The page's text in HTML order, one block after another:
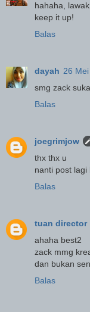
hahaha,
keep it up!
Balas
dayah 26
smg zack
Balas
joegrimjow
thx thx u
nanti post
Balas
tuan director
ahaha best2
zack mmg
dan bukan
Balas